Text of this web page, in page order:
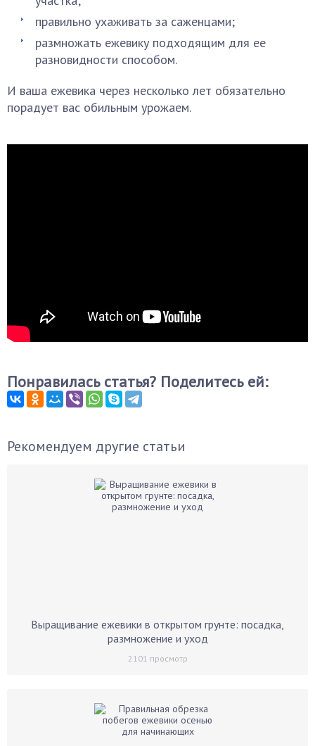
правильно ухаживать за саженцами;
размножать ежевику подходящим для ее
разновидности способом.
И ваша ежевика через несколько лет обязательно
порадует вас обильным урожаем.
Понравилась статья? Поделитесь ей:
Рекомендуем другие статьи
Выращивание ежевики в открытом грунте: посадка,
размножение и уход
2101 просмотр